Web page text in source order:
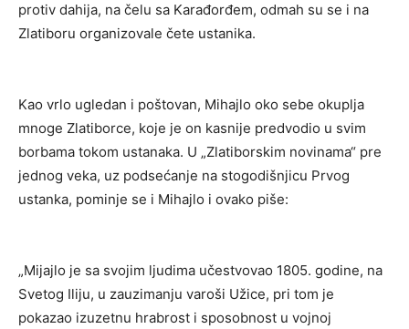
protiv dahija, na čelu sa Karađorđem, odmah su se i na
Zlatiboru organizovale čete ustanika.
Kao vrlo ugledan i poštovan, Mihajlo oko sebe okuplja
mnoge Zlatiborce, koje je on kasnije predvodio u svim
borbama tokom ustanaka. U „Zlatiborskim novinama“ pre
jednog veka, uz podsećanje na stogodišnjicu Prvog
ustanka, pominje se i Mihajlo i ovako piše:
„Mijajlo je sa svojim ljudima učestvovao 1805. godine, na
Svetog Iliju, u zauzimanju varoši Užice, pri tom je
pokazao izuzetnu hrabrost i sposobnost u vojnoj